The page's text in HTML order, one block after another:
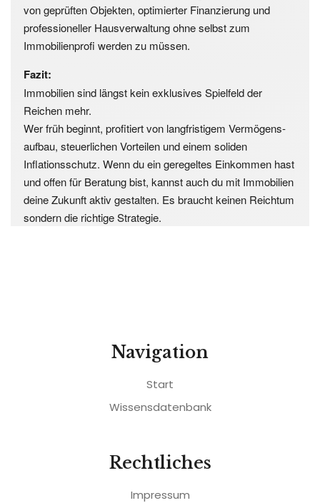
von geprüften Objekten, optimierter Finanzierung und
professioneller Hausverwaltung ohne selbst zum
Immobilienprofi werden zu müssen.
Fazit:
Immobilien sind längst kein exklusives Spielfeld der
Reichen mehr.
Wer früh beginnt, profitiert von langfristigem Vermögens­
aufbau, steuerlichen Vorteilen und einem soliden
Inflationsschutz. Wenn du ein geregeltes Einkommen hast
und offen für Beratung bist, kannst auch du mit Immobilien
deine Zukunft aktiv gestalten. Es braucht keinen Reichtum
sondern die richtige Strategie.
Navigation
Start
Wissensdatenbank
Rechtliches
Impressum